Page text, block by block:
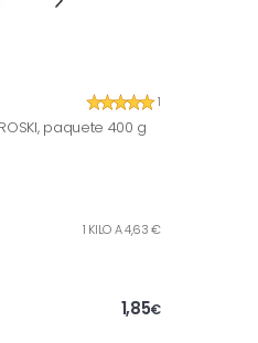
1
paquete 400 g
1 KILO A 4,63 €
1,85€